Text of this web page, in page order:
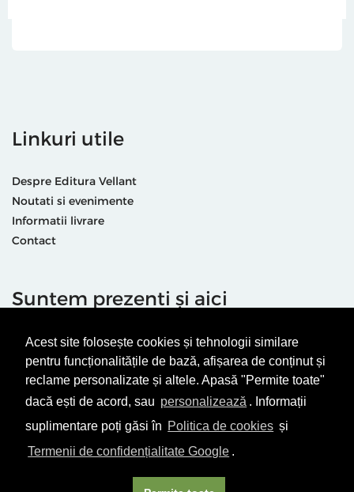
Acest site folosește cookies și tehnologii similare
pentru funcționalitățile de bază, afișarea de conținut și
reclame personalizate și altele. Apasă "Permite toate"
dacă ești de acord, sau personalizează . Informații
suplimentare poți găsi în Politica de cookies și
Termenii de confidențialitate Google .
Linkuri utile
Despre Editura Vellant
Noutati si evenimente
Informatii livrare
Contact
Suntem prezenti și aici
Politică de Confidențialitate
ANPC